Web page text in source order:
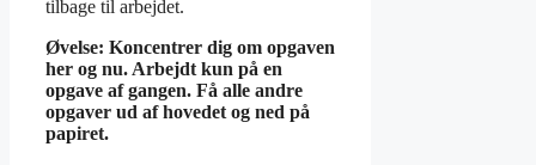
tilbage til arbejdet.
Øvelse: Koncentrer dig om opgaven
her og nu. Arbejdt kun på en
opgave af gangen. Få alle andre
opgaver ud af hovedet og ned på
papiret.